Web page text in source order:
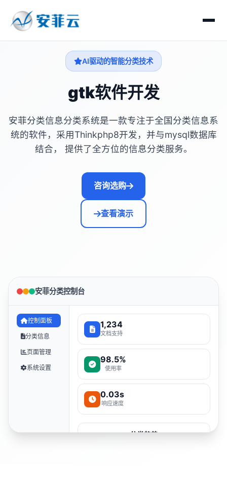
AI驱动的智能分类技术
gtk软件开发
安菲分类信息分类系统是一款专注于全国分类信息系
统的软件，采用Thinkphp8开发，并与mysql数据库
结合， 提供了全方位的信息分类服务。
咨询选购
查看演示
安菲分类控制台
控制面板
分类信息
页面管理
系统设置
1,234
文档支持
98.5%
使用率
0.03s
响应速度
分类趋势